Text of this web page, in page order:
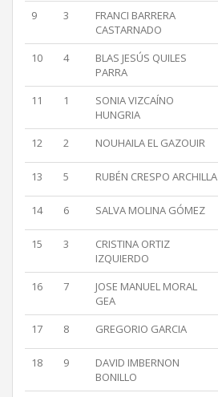
9 3
FRANCI BARRERA
CASTARNADO
10 4
BLAS JESÚS QUILES
PARRA
11 1
SONIA VIZCAÍNO
HUNGRIA
12 2 NOUHAILA EL GAZOUIR
13 5 RUBÉN CRESPO ARCHILLA
14 6 SALVA MOLINA GÓMEZ
15 3
CRISTINA ORTIZ
IZQUIERDO
16 7
JOSE MANUEL MORAL
GEA
17 8 GREGORIO GARCIA
18 9
DAVID IMBERNON
BONILLO